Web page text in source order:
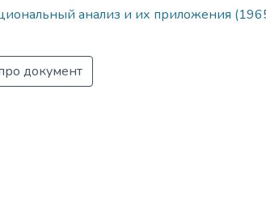
анализ и их приложения
документ